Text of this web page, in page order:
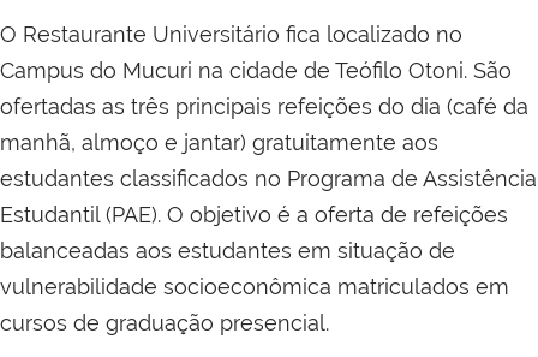
O Restaurante Universitário fica localizado no
Campus do Mucuri na cidade de Teófilo Otoni. São
ofertadas as três principais refeições do dia (café da
manhã, almoço e jantar) gratuitamente aos
estudantes classificados no Programa de Assistência
Estudantil (PAE). O objetivo é a oferta de refeições
balanceadas aos estudantes em situação de
vulnerabilidade socioeconômica matriculados em
cursos de graduação presencial.